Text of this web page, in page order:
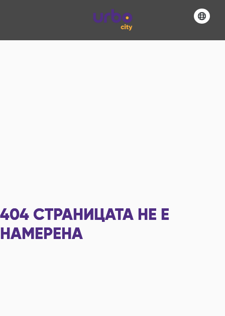
404 СТРАНИЦАТА НЕ Е
НАМЕРЕНА